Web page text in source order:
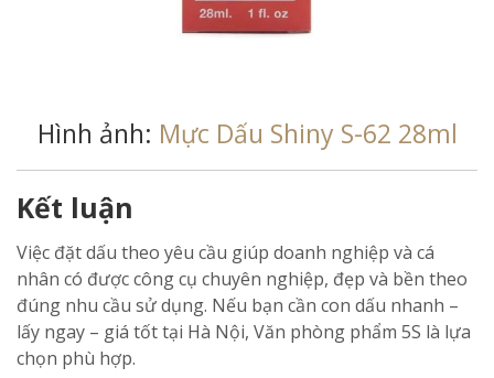
Hình ảnh: Mực Dấu Shiny S-62 28ml
Kết luận
Việc đặt dấu theo yêu cầu giúp doanh nghiệp và cá
nhân có được công cụ chuyên nghiệp, đẹp và bền theo
đúng nhu cầu sử dụng. Nếu bạn cần con dấu nhanh –
lấy ngay – giá tốt tại Hà Nội, Văn phòng phẩm 5S là lựa
chọn phù hợp.